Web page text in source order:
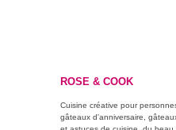
ROSE & COOK
Cuisine créative pour
gâteaux d'anniversaire,